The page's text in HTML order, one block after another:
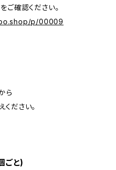
ご確認ください。
p/00009
ら
ださい。
ごと)